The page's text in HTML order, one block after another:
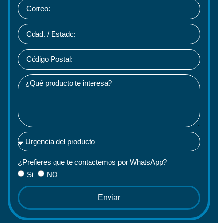
¿Prefieres que te contactemos por WhatsApp?
Si
NO
Enviar